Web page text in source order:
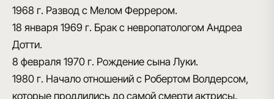
1968 г. Развод с Мелом Феррером.
18 января 1969 г. Брак с невропатологом Андреа
Дотти.
8 февраля 1970 г. Рождение сына Луки.
1980 г. Начало отношений с Робертом Волдерсом,
которые продлились до самой смерти актрисы.